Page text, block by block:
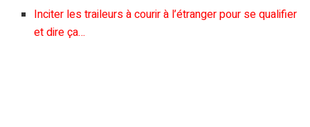
Inciter les traileurs à courir à l’étranger pour se qualifier
et dire ça…